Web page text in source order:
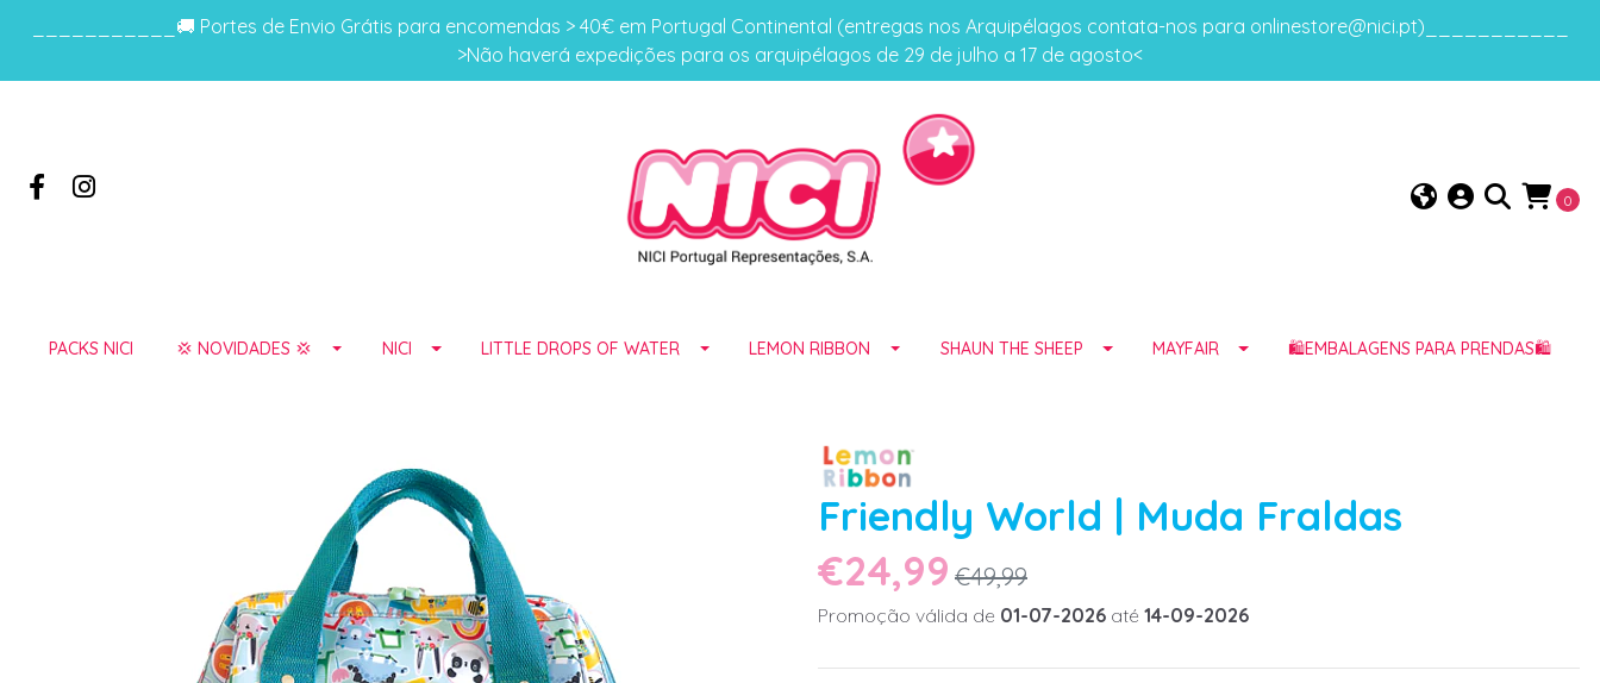
___________🚚 Portes de Envio Grátis para encomendas > 40€ em Portugal Continental (entregas nos Arquipélagos contata-nos para onlinestore@nici.pt)___________
>Não haverá expedições para os arquipélagos de 29 de julho a 17 de agosto<
0
PACKS NICI 💢 NOVIDADES 💢 NICI LITTLE DROPS OF WATER LEMON RIBBON SHAUN THE SHEEP MAYFAIR 🛍️EMBALAGENS PARA PRENDAS🛍️
Friendly World | Muda Fraldas
€24,99 €49,99
Promoção válida de 01-07-2026 até 14-09-2026